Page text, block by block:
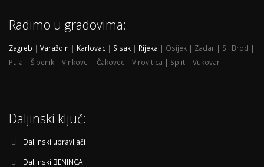
Radimo u gradovima:
Zagreb | Varaždin | Karlovac | Sisak | Rijeka | Osijek | Zadar | Sl. Brod |
Pula | Šibenik | Vinkovci | Čakovec | Virovitica | Split | Vukovar
Daljinski ključ:
Daljinski upravljači
Daljinski BENINCA